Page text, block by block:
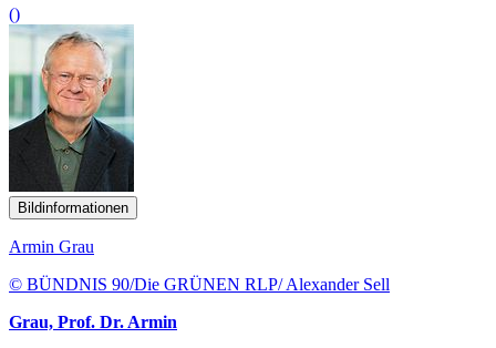
()
Bildinformationen
Armin Grau
© BÜNDNIS 90/Die GRÜNEN RLP/ Alexander Sell
Grau, Prof. Dr. Armin